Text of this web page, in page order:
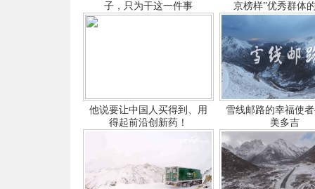
子，只为干这一件事
京榜样”优秀群体
他说要让中国人买得到、用
得起前沿创新药！
雪线邮路的幸福使
美多吉